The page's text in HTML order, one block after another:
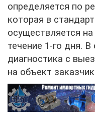
определяется по
которая в
осуществляется
течение 1-го дня.
диагностика с
на объект